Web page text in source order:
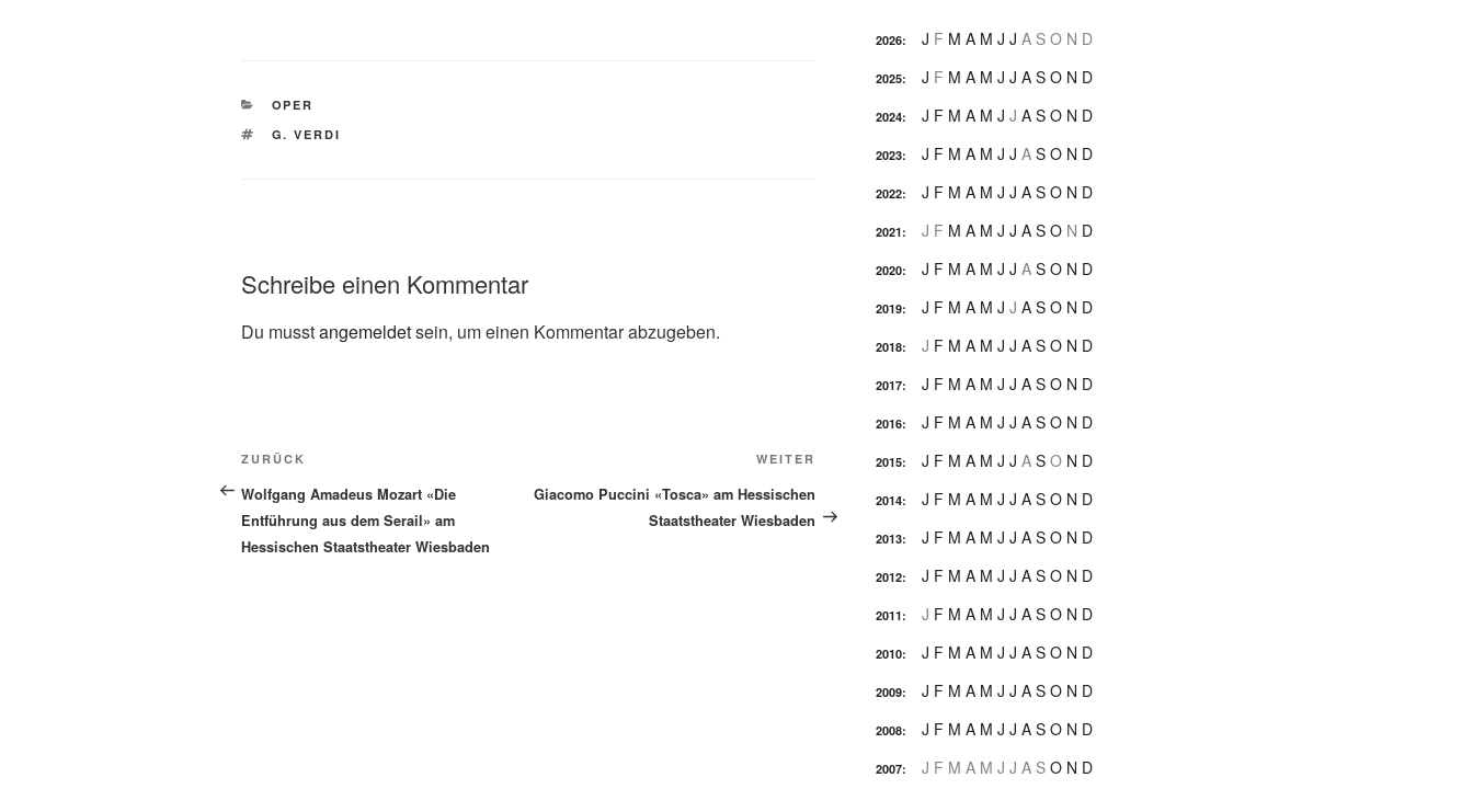
KATEGORIEN
OPER
SCHLAGWÖRTER
G. VERDI
Schreibe einen Kommentar
Du musstangemeldetsein, um einen Kommentar abzugeben.
Beitragsnavigation
Vorheriger
Beitrag
ZURÜCK
Wolfgang Amadeus Mozart «Die
Entführung aus dem Serail» am
Hessischen Staatstheater Wiesbaden
Nächster
WEITER
Giacomo Puccini «Tosca» am Hessischen
Staatstheater Wiesbaden
2026: J F M A M J J A S O N D
2025: J F M A M J J A S O N D
2024: J F M A M J J A S O N D
2023: J F M A M J J A S O N D
2022: J F M A M J J A S O N D
2021: J F M A M J J A S O N D
2020: J F M A M J J A S O N D
2019: J F M A M J J A S O N D
2018: J F M A M J J A S O N D
2017: J F M A M J J A S O N D
2016: J F M A M J J A S O N D
2015: J F M A M J J A S O N D
2014: J F M A M J J A S O N D
2013: J F M A M J J A S O N D
2012: J F M A M J J A S O N D
2011: J F M A M J J A S O N D
2010: J F M A M J J A S O N D
2009: J F M A M J J A S O N D
2008: J F M A M J J A S O N D
2007: J F M A M J J A S O N D